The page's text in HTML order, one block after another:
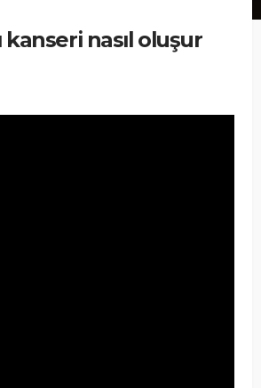
kanseri nasıl oluşur